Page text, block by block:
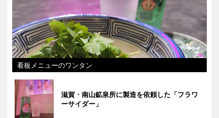
看板メニューのワンタン
滋賀・南山鉱泉所に製造を依頼した「フラワ
ーサイダー」